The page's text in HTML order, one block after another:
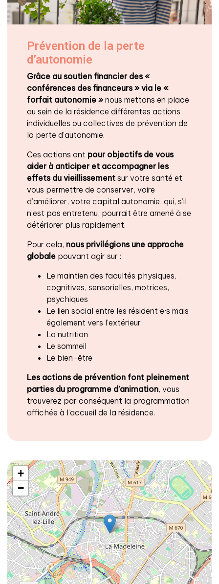
Prévention de la perte
d’autonomie
Grâce au soutien financier des «
conférences des financeurs » via le «
forfait autonomie »nous mettons en place
au sein de la résidence différentes actions
individuelles ou collectives de prévention de
la perte d’autonomie.
Ces actions ont pour objectifs de vous
aider à anticiper et accompagner les
effets du vieillissement sur votre santé et
vous permettre de conserver, voire
d’améliorer, votre capital autonomie, qui, s’il
n’est pas entretenu, pourrait être amené à se
détériorer plus rapidement.
Pour cela, nous privilégions une approche
globale pouvant agir sur :
Le maintien des facultés physiques,
cognitives, sensorielles, motrices,
psychiques
Le lien social entre les résident·e·s mais
également vers l’extérieur
La nutrition
Le sommeil
Le bien-être
Les actions de prévention font pleinement
parties du programme d’animation, vous
trouverez par conséquent la programmation
affichée à l’accueil de la résidence.
+
−